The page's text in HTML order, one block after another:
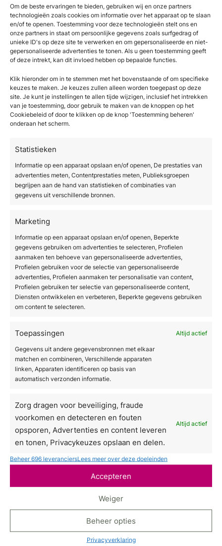
Om de beste ervaringen te bieden, gebruiken wij en onze partners
technologieën zoals cookies om informatie over het apparaat op te slaan
en/of te openen. Toestemming voor deze technologieën stelt ons en
onze partners in staat om persoonlijke gegevens zoals surfgedrag of
unieke ID's op deze site te verwerken en om gepersonaliseerde en niet-
gepersonaliseerde advertenties te tonen. Als u geen toestemming geeft
of deze intrekt, kan dit invloed hebben op bepaalde functies.
Klik hieronder om in te stemmen met het bovenstaande of om specifieke
keuzes te maken. Je keuzes zullen alleen worden toegepast op deze
site. Je kunt je instellingen te allen tijde wijzigen, inclusief het intrekken
van je toestemming, door gebruik te maken van de knoppen op het
Cookiebeleid of door te klikken op de knop 'Toestemming beheren'
onderaan het scherm.
Statistieken
Informatie op een apparaat opslaan en/of openen, De prestaties van
advertenties meten, Contentprestaties meten, Publieksgroepen
begrijpen aan de hand van statistieken of combinaties van
gegevens uit verschillende bronnen.
Marketing
Informatie op een apparaat opslaan en/of openen, Beperkte
gegevens gebruiken om advertenties te selecteren, Profielen
aanmaken ten behoeve van gepersonaliseerde advertenties,
Profielen gebruiken voor de selectie van gepersonaliseerde
advertenties, Profielen aanmaken ter personalisatie van content,
Profielen gebruiken ter selectie van gepersonaliseerde content,
Diensten ontwikkelen en verbeteren, Beperkte gegevens gebruiken
om content te selecteren.
Toepassingen Altijd actief
Gegevens uit andere gegevensbronnen met elkaar
matchen en combineren, Verschillende apparaten
linken, Apparaten identificeren op basis van
automatisch verzonden informatie.
Zorg dragen voor beveiliging, fraude
voorkomen en detecteren en fouten
opsporen, Advertenties en content leveren
en tonen, Privacykeuzes opslaan en delen.
Altijd actief
Beheer 696 leveranciersLees meer over deze doeleinden
Accepteren
Weiger
Beheer opties
Privacyverklaring
kliniek.
Vanuit bedrijfsmatig perspectief zijn er sterke
argumenten voor de investering. Een IPL-
apparaat kan worden ingezet voor meerdere
behandelprotocollen, wat betekent dat één
apparaat meerdere inkomstenstromen
genereert. Patiënten komen bovendien terug
voor vervolgbehandelingen, wat de
langetermijnomzet per patiënt verhoogt. De
behandelingen zijn relatief snel uit te voeren,
worden.
Daarnaast spelen technologische
verbeteringen een rol. Moderne IPL-systemen
bieden betere koeling, nauwkeurigere
die de veiligheid en effectiviteit verhogen. Dit
verlaagt de drempel voor behandelaars en
vergroot het vertrouwen van patiënten in de
behandeling.
Waar moet een cosmetisch
arts op letten bij de
apparatuur?
Bij de aanschaf van IPL-apparatuur moet een
cosmetisch arts letten op klinische validatie, de
beschikbaarheid van behandelprotocollen voor
ondersteuning na aankoop en certificering
volgens de geldende Europese medische
regelgeving. Een apparaat dat niet voldoet aan
de MDR-richtlijnen (Medical Device
worden ingezet.
Concrete aandachtspunten bij de selectie zijn:
CE-markering en MDR-conformiteit:
Controleer of het apparaat is gecertificeerd
voor medisch gebruik in Europa.